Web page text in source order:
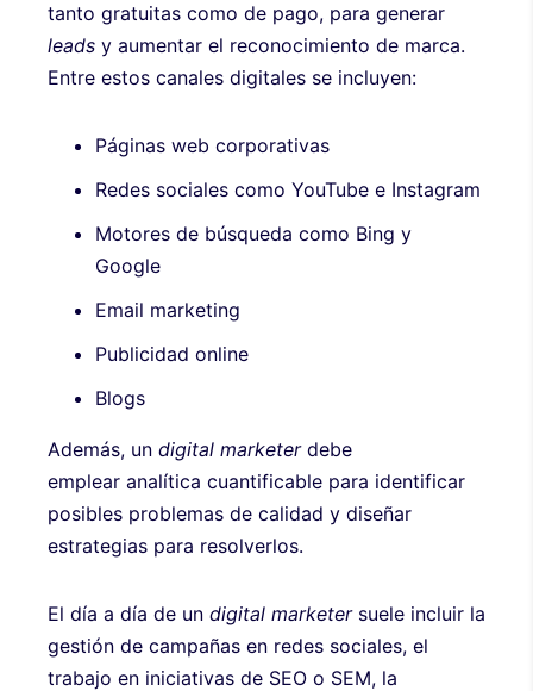
tanto gratuitas como de pago, para generar
leads y aumentar el reconocimiento de marca.
Entre estos canales digitales se incluyen:
Páginas web corporativas
Redes sociales como YouTube e Instagram
Motores de búsqueda como Bing y
Google
Email marketing
Publicidad online
Blogs
Además, un digital marketerdebe
emplear analítica cuantificable para identificar
posibles problemas de calidad y diseñar
estrategias para resolverlos.
El día a día de un digital marketersuele incluir la
gestión de campañas en redes sociales, el
trabajo en iniciativas de SEO o SEM, la